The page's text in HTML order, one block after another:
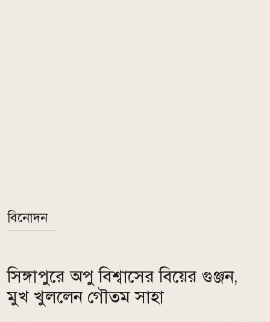
বিনোদন
সিঙ্গাপুরে অপু বিশ্বাসের বিয়ের গুঞ্জন,
মুখ খুললেন গৌতম সাহা